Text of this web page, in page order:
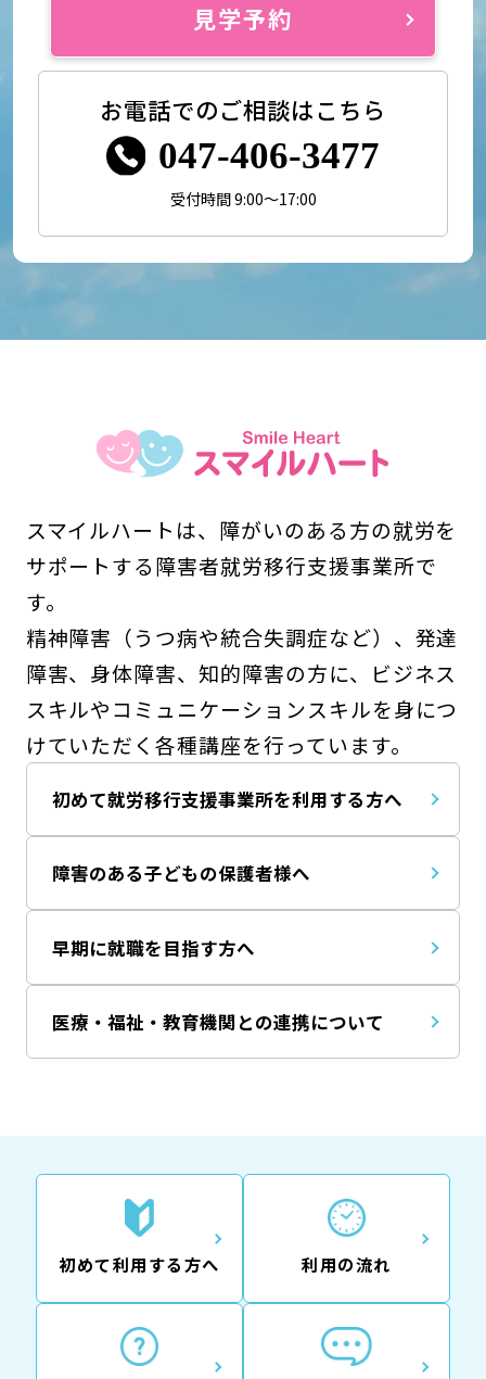
見学予約
お電話でのご相談はこちら
047-406-3477
受付時間 9:00～17:00
スマイルハートは、障がいのある方の就労を
サポートする障害者就労移行支援事業所で
す。
精神障害（うつ病や統合失調症など）、発達
障害、身体障害、知的障害の方に、ビジネス
スキルやコミュニケーションスキルを身につ
けていただく各種講座を行っています。
初めて就労移行支援事業所を利用する方へ
障害のある子どもの保護者様へ
早期に就職を目指す方へ
医療・福祉・教育機関との連携について
初めて利用する方へ 利用の流れ